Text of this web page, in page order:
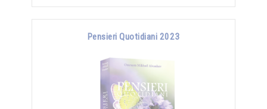
Pensieri Quotidiani 2023